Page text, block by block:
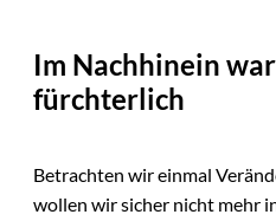
Im Nachhinein
fürchterlich
Betrachten wir einmal
wollen wir sicher nicht mehr